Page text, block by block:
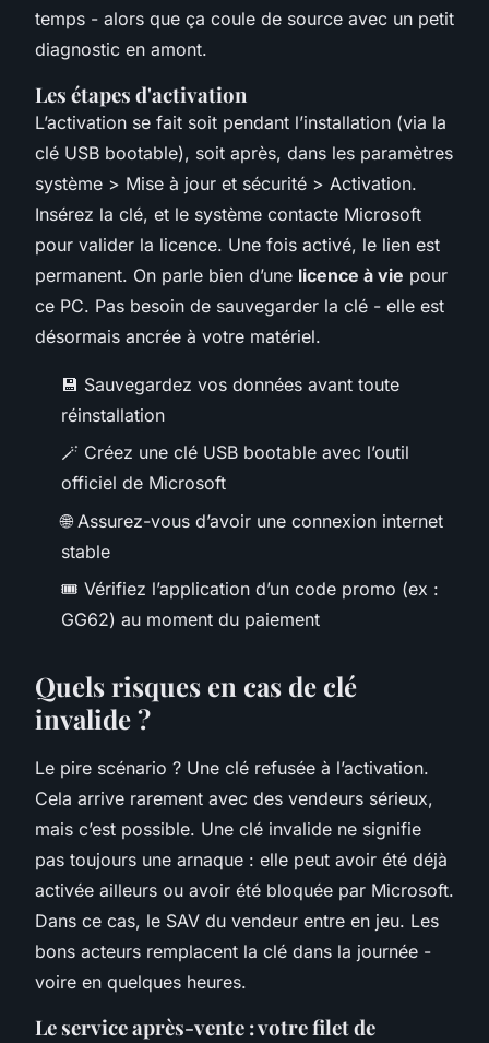
temps - alors que ça coule de source avec un petit
diagnostic en amont.
Les étapes d'activation
L’activation se fait soit pendant l’installation (via la
clé USB bootable), soit après, dans les paramètres
système > Mise à jour et sécurité > Activation.
Insérez la clé, et le système contacte Microsoft
pour valider la licence. Une fois activé, le lien est
permanent. On parle bien d’une licence à vie pour
ce PC. Pas besoin de sauvegarder la clé - elle est
désormais ancrée à votre matériel.
💾 Sauvegardez vos données avant toute
réinstallation
🪄 Créez une clé USB bootable avec l’outil
officiel de Microsoft
🌐 Assurez-vous d’avoir une connexion internet
stable
🎟️ Vérifiez l’application d’un code promo (ex :
GG62) au moment du paiement
Quels risques en cas de clé
invalide ?
Le pire scénario ? Une clé refusée à l’activation.
Cela arrive rarement avec des vendeurs sérieux,
mais c’est possible. Une clé invalide ne signifie
pas toujours une arnaque : elle peut avoir été déjà
activée ailleurs ou avoir été bloquée par Microsoft.
Dans ce cas, le SAV du vendeur entre en jeu. Les
bons acteurs remplacent la clé dans la journée -
voire en quelques heures.
Le service après-vente : votre filet de